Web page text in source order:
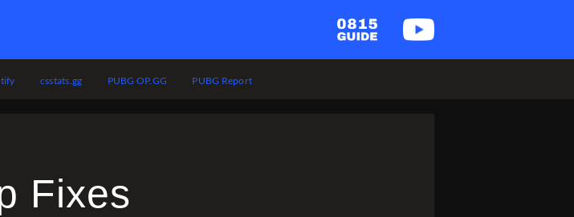
csstats.gg PUBG OP.GG PUBG Report
Fixes